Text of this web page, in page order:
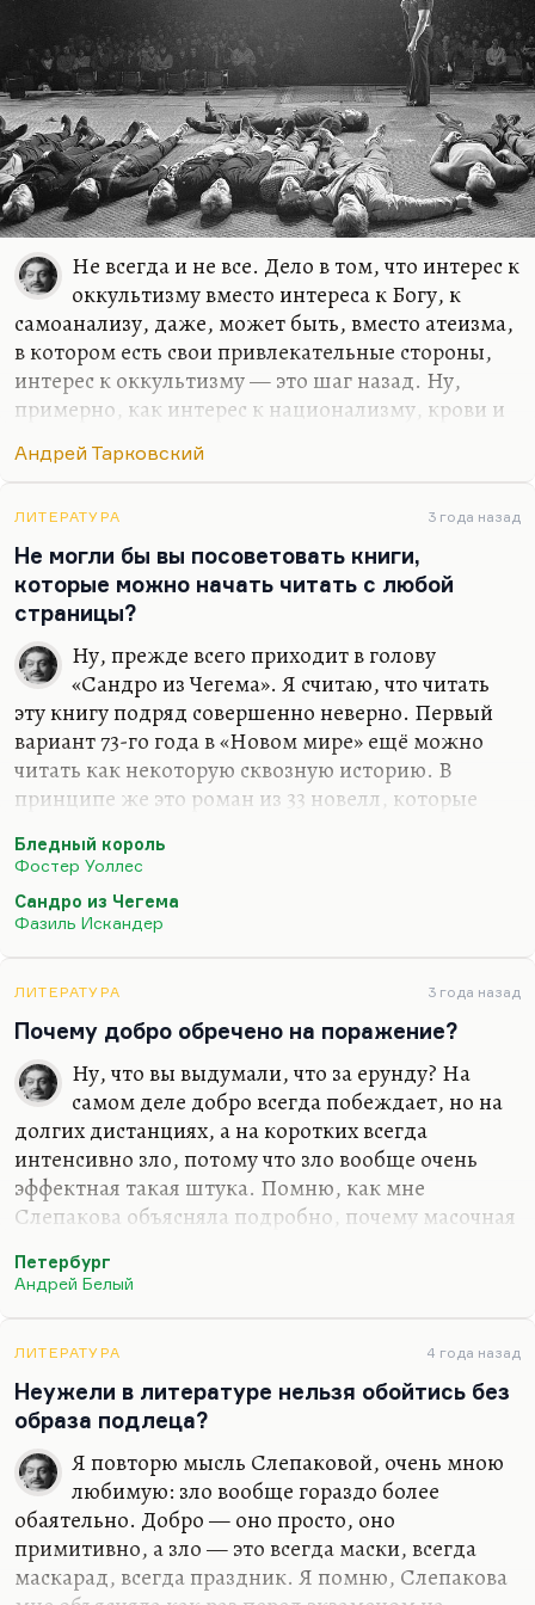
Не всегда и не все. Дело в том, что интерес к
оккультизму вместо интереса к Богу, к
самоанализу, даже, может быть, вместо атеизма,
в котором есть свои привлекательные стороны,
интерес к оккультизму — это шаг назад. Ну,
примерно, как интерес к национализму, крови и
интернационализма, открытости и так далее. Да,
приводят обычно к некоторой деградации.
Понимаете, Русская революция дала вспышку
модерна, но давайте не забывать, что эта
вспышка модерна имела быть перед, в
предреволюционной ситуации. А в семнадцатом,
восемнадцатом, двадцатом годах с великим
искусством обстояло трудно. Так же собственно,
как и с…
Андрей Тарковский
ЛИТЕРАТУРА 3 года назад
Не могли бы вы посоветовать книги,
которые можно начать читать с любой
страницы?
Ну, прежде всего приходит в голову
«Сандро из Чегема». Я считаю, что читать
эту книгу подряд совершенно неверно. Первый
вариант 73-го года в «Новом мире» ещё можно
читать как некоторую сквозную историю. В
принципе же это роман из 33 новелл, которые
любом другом порядке.
Ну, наверное, «Бледного короля» Уоллеса,
который специально написан так, чтобы каждая
Наверное, «Женщины и мужчины» Макьюена —
тоже такой роман в рассказах с прокладками
авторской речи. Ну, не знаю. Довольно много
таких.
Я вам честно скажу, что я, например, «Туннель»
гэссовский читал не подряд. Наверное, надо
подряд, но у меня…
Бледный король
Фостер Уоллес
Сандро из Чегема
Фазиль Искандер
ЛИТЕРАТУРА 3 года назад
Почему добро обречено на поражение?
Ну, что вы выдумали, что за ерунду? На
самом деле добро всегда побеждает, но на
долгих дистанциях, а на коротких всегда
интенсивно зло, потому что зло вообще очень
эффектная такая штука. Помню, как мне
Слепакова объясняла подробно, почему масочная
«Петербурге». Потому что зло — Красное домино
— это всегда эффектно. Карнавал, маскарад — это
Отсюда его такая его осторожная, как бы сказать,
политика. Добро не кричит — вот в чём дело.
Добро вообще не любит внешние эффекты.
Петербург
Андрей Белый
ЛИТЕРАТУРА 4 года назад
Неужели в литературе нельзя обойтись без
образа подлеца?
Я повторю мысль Слепаковой, очень мною
любимую: зло вообще гораздо более
обаятельно. Добро — оно просто, оно
примитивно, а зло — это всегда маски, всегда
маскарад, всегда праздник. Я помню, Слепакова